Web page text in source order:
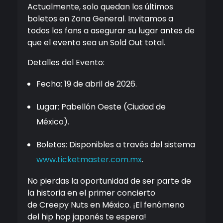
Actualmente, solo quedan los últimos
boletos en Zona General. Invitamos a
todos los fans a asegurar su lugar antes de
que el evento sea un Sold Out total.
Detalles del Evento:
Fecha: 19 de abril de 2026.
Lugar: Pabellón Oeste (Ciudad de
México).
Boletos: Disponibles a través del sistema
www.ticketmaster.com.mx.
No pierdas la oportunidad de ser parte de
la historia en el primer concierto
deCreepy Nuts en México. ¡El fenómeno
del hip hop japonés te espera!